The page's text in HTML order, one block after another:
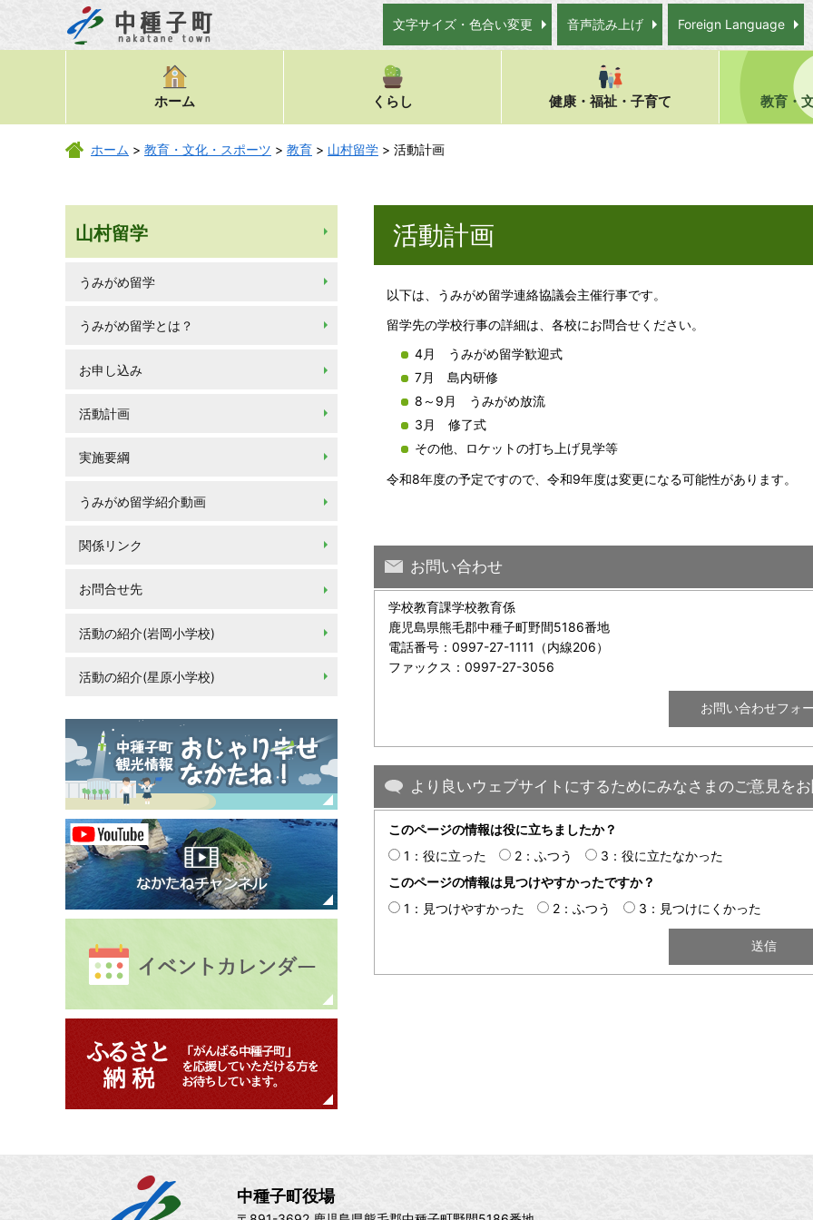
文字サイズ・色合い変更 音声読み上げ Foreign Language
ホーム くらし 健康・福祉・子育て 教育・
ホーム > 教育・文化・スポーツ > 教育 > 山村留学 > 活動計画
山村留学
うみがめ留学
うみがめ留学とは？
お申し込み
活動計画
実施要綱
うみがめ留学紹介動画
関係リンク
お問合せ先
活動の紹介(岩岡小学校)
活動の紹介(星原小学校)
活動計画
以下は、うみがめ留学連絡協議会主催行事です。
留学先の学校行事の詳細は、各校にお問合せください。
4月 うみがめ留学歓迎式
7月 島内研修
8～9月 うみがめ放流
3月 修了式
その他、ロケットの打ち上げ見学等
令和8年度の予定ですので、令和9年度は変更になる可能性があります。
お問い合わせ
学校教育課学校教育係
鹿児島県熊毛郡中種子町野間5186番地
電話番号：0997-27-1111（内線206）
ファックス：0997-27-3056
より良いウェブサイトにするためにみなさまのご意見を
このページの情報は役に立ちましたか？
1：役に立った
2：ふつう
3：役に立たなかった
このページの情報は見つけやすかったですか？
1：見つけやすかった
2：ふつう 3：見つけにくかった
中種子町役場